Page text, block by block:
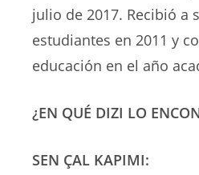
julio de 2017. Recibió a
estudiantes en 2011 y
educación en el año
¿EN QUÉ DIZI LO
SEN ÇAL KAPIMI: